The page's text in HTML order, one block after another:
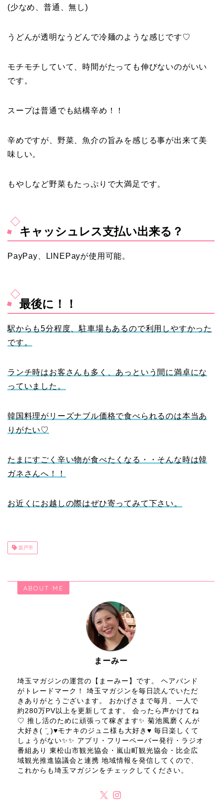
(少なめ、普通、無し)
うどんが透明なうどんで冷麺のような感じです♡
モチモチしていて、時間がたっても伸びないのがいい
です。
スープは普通でも結構辛め！！
辛めですが、野菜、魚介の旨みを感じる事が出来て美
味しい。
もやしなど野菜もたっぷりで大満足です。
キャッシュレス支払い出来る？
PayPay、LINEPayが使用可能。
最後に！！
駅からも5分程度、駐車場もあるので利用しやすかった
です。
ランチ時はお客さんも多く、あっという間に満卓にな
っていました。
韓国料理がリーズナブル価格で食べられるのは本当あ
りがたい♡
たまにすごく辛い物が食べたくなる・・そんな時は韓
ガネさんへ！！
お近くにお越しの際はぜひ寄ってみて下さい。
坂戸市
ABOUT ME
まーみー
埼玉マガジンの運営の【まーみー】です。 ヘアバンド
がトレードマーク！ 埼玉マガジンを毎日読んでいただ
きありがとうございます。 おかげさまで毎月、一人で
約280万PV以上を更新してます。 会ったら声かけてね
♡ 推し活のために頑張って稼ぎます✨ 菊池風磨くんが
大好き( ¨̮ )♥モナキのジュニ様も大好き♥ 毎日楽しくて
しょうがない✨✨ アプリ・フリーペーパー発行・ラジオ
番組あり 東松山市観光協会・嵐山町観光協会・比企広
域観光推進協議会と連携 地域情報を発信してくので、
これからも埼玉マガジンをチェックしてください。